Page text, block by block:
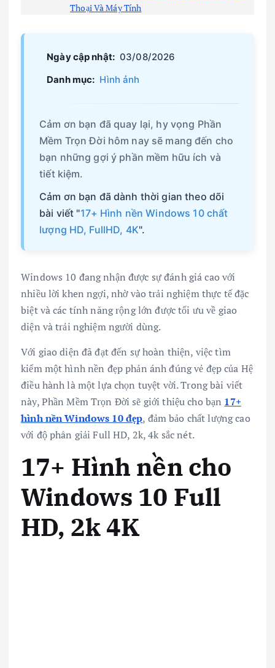
Thoại Và Máy Tính
Ngày cập nhật: 03/08/2026
Danh mục: Hình ảnh
Cảm ơn bạn đã quay lại, hy vọng Phần
Mềm Trọn Đời hôm nay sẽ mang đến cho
bạn những gợi ý phần mềm hữu ích và
tiết kiệm.
Cảm ơn bạn đã dành thời gian theo dõi
bài viết "17+ Hình nền Windows 10 chất
lượng HD, FullHD, 4K".
Windows 10 đang nhận được sự đánh giá cao với
nhiều lời khen ngợi, nhờ vào trải nghiệm thực tế đặc
biệt và các tính năng rộng lớn được tối ưu về giao
diện và trải nghiệm người dùng.
Với giao diện đã đạt đến sự hoàn thiện, việc tìm
kiếm một hình nền đẹp phản ánh đúng vẻ đẹp của Hệ
điều hành là một lựa chọn tuyệt vời. Trong bài viết
này, Phần Mềm Trọn Đời sẽ giới thiệu cho bạn 17+
hình nền Windows 10 đẹp, đảm bảo chất lượng cao
với độ phân giải Full HD, 2k, 4k sắc nét.
17+ Hình nền cho
Windows 10 Full
HD, 2k 4K